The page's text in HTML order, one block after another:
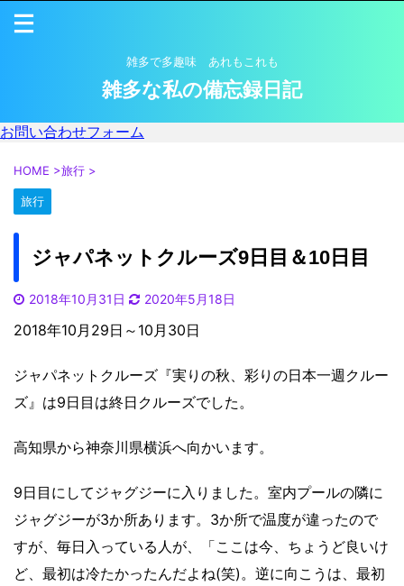
雑多で多趣味 あれもこれも
雑多な私の備忘録日記
お問い合わせフォーム
HOME >旅行 >
旅行
ジャパネットクルーズ9日目＆10日目
2018年10月31日 2020年5月18日
2018年10月29日～10月30日
ジャパネットクルーズ『実りの秋、彩りの日本一週クルー
ズ』は9日目は終日クルーズでした。
高知県から神奈川県横浜へ向かいます。
9日目にしてジャグジーに入りました。室内プールの隣に
ジャグジーが3か所あります。3か所で温度が違ったので
すが、毎日入っている人が、「ここは今、ちょうど良いけ
ど、最初は冷たかったんだよね(笑)。逆に向こうは、最初